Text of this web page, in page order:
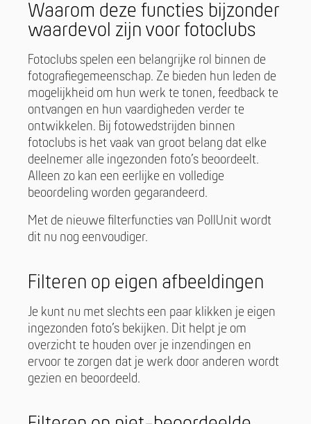
Waarom deze functies bijzonder
waardevol zijn voor fotoclubs
Fotoclubs spelen een belangrijke rol binnen de
fotografiegemeenschap. Ze bieden hun leden de
mogelijkheid om hun werk te tonen, feedback te
ontvangen en hun vaardigheden verder te
ontwikkelen. Bij fotowedstrijden binnen
fotoclubs is het vaak van groot belang dat elke
deelnemer alle ingezonden foto’s beoordeelt.
Alleen zo kan een eerlijke en volledige
beoordeling worden gegarandeerd.
Met de nieuwe filterfuncties van PollUnit wordt
dit nu nog eenvoudiger.
Filteren op eigen afbeeldingen
Je kunt nu met slechts een paar klikken je eigen
ingezonden foto’s bekijken. Dit helpt je om
overzicht te houden over je inzendingen en
ervoor te zorgen dat je werk door anderen wordt
gezien en beoordeeld.